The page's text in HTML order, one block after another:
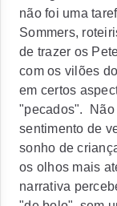
não foi uma
Sommers,
de trazer os
com os vilões
em certos
"pecados". Não
sentimento de
sonho de
os olhos mais
narrativa